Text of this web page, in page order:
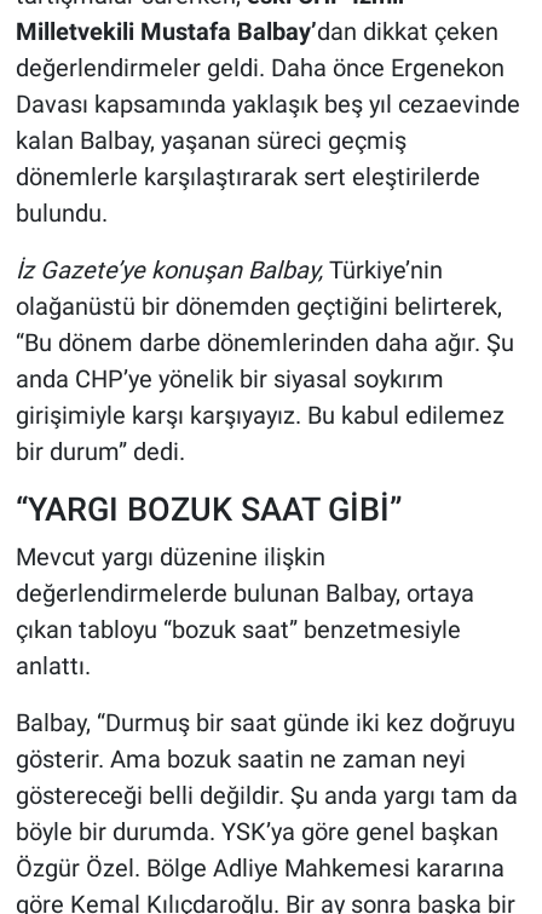
Milletvekili Mustafa Balbay’dan dikkat çeken
değerlendirmeler geldi. Daha önce Ergenekon
Davası kapsamında yaklaşık beş yıl cezaevinde
kalan Balbay, yaşanan süreci geçmiş
dönemlerle karşılaştırarak sert eleştirilerde
bulundu.
İz Gazete’ye konuşan Balbay, Türkiye’nin
olağanüstü bir dönemden geçtiğini belirterek,
“Bu dönem darbe dönemlerinden daha ağır. Şu
anda CHP’ye yönelik bir siyasal soykırım
girişimiyle karşı karşıyayız. Bu kabul edilemez
bir durum” dedi.
“YARGI BOZUK SAAT GİBİ”
Mevcut yargı düzenine ilişkin
değerlendirmelerde bulunan Balbay, ortaya
çıkan tabloyu “bozuk saat” benzetmesiyle
anlattı.
Balbay, “Durmuş bir saat günde iki kez doğruyu
gösterir. Ama bozuk saatin ne zaman neyi
göstereceği belli değildir. Şu anda yargı tam da
böyle bir durumda. YSK’ya göre genel başkan
Özgür Özel. Bölge Adliye Mahkemesi kararına
göre Kemal Kılıçdaroğlu. Bir ay sonra başka bir